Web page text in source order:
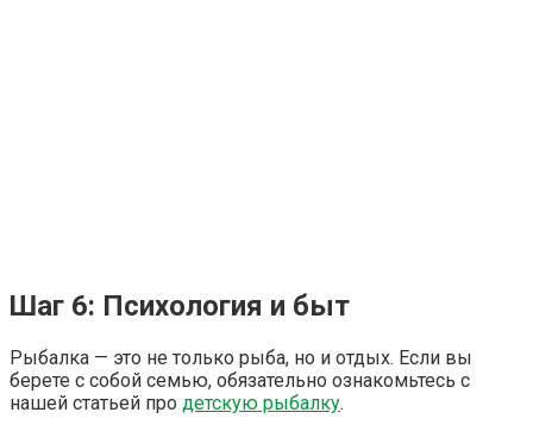
Шаг 6: Психология и быт
Рыбалка — это не только рыба, но и отдых. Если вы
берете с собой семью, обязательно ознакомьтесь с
нашей статьей про детскую рыбалку.